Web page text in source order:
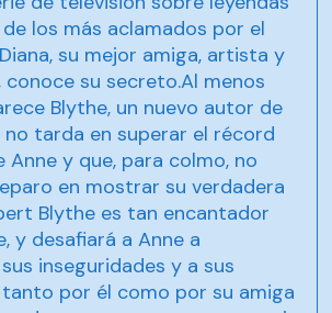
los más aclamados por el
su mejor amiga, artista y
su secreto.Al menos
Blythe, un nuevo autor de
tarda en superar el récord
Anne y que, para colmo, no
en mostrar su verdadera
Blythe es tan encantador
y desafiará a Anne a
inseguridades y a sus
por él como por su amiga